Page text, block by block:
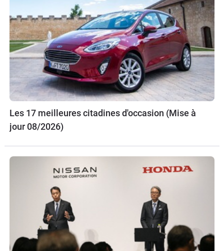
Les 17 meilleures citadines d'occasion (Mise à
jour 08/2026)